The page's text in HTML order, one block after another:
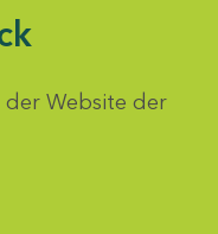
Website der
auswählen